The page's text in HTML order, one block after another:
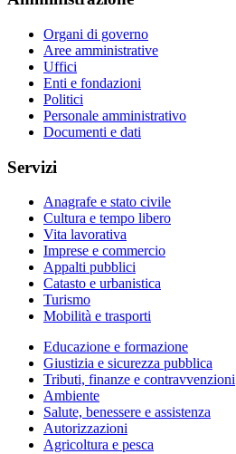
Organi di governo
Aree amministrative
Uffici
Enti e fondazioni
Politici
Personale amministrativo
Documenti e dati
Servizi
Anagrafe e stato civile
Cultura e tempo libero
Vita lavorativa
Imprese e commercio
Appalti pubblici
Catasto e urbanistica
Turismo
Mobilità e trasporti
Educazione e formazione
Giustizia e sicurezza pubblica
Tributi, finanze e contravvenzioni
Ambiente
Salute, benessere e assistenza
Autorizzazioni
Agricoltura e pesca